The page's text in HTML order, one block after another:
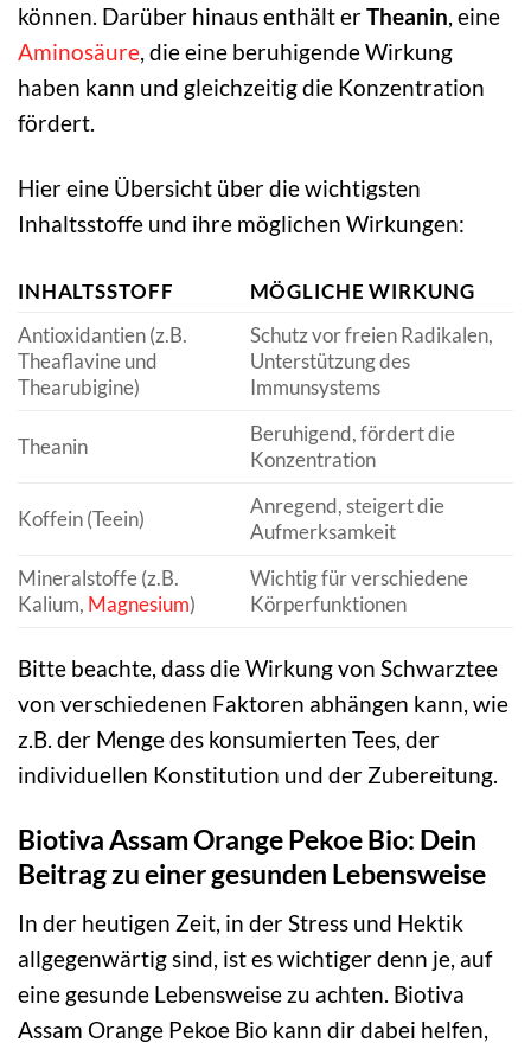
können. Darüber hinaus enthält erTheanin, eine
Aminosäure, die eine beruhigende Wirkung
haben kann und gleichzeitig die Konzentration
fördert.
Hier eine Übersicht über die wichtigsten
Inhaltsstoffe und ihre möglichen Wirkungen:
INHALTSSTOFF
MÖGLICHE WIRKUNG
Antioxidantien (z.B.
Theaflavine und
Thearubigine)
Schutz vor freien Radikalen,
Unterstützung des
Immunsystems
Theanin
Beruhigend, fördert die
Konzentration
Koffein (Teein)
Anregend, steigert die
Aufmerksamkeit
Mineralstoffe (z.B.
Kalium, Magnesium)
Wichtig für verschiedene
Körperfunktionen
Bitte beachte, dass die Wirkung von Schwarztee
von verschiedenen Faktoren abhängen kann, wie
z.B. der Menge des konsumierten Tees, der
individuellen Konstitution und der Zubereitung.
Biotiva Assam Orange Pekoe Bio: Dein
Beitrag zu einer gesunden Lebensweise
In der heutigen Zeit, in der Stress und Hektik
allgegenwärtig sind, ist es wichtiger denn je, auf
eine gesunde Lebensweise zu achten. Biotiva
Assam Orange Pekoe Bio kann dir dabei helfen,